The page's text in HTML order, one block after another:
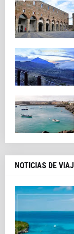
NOTICIAS DE